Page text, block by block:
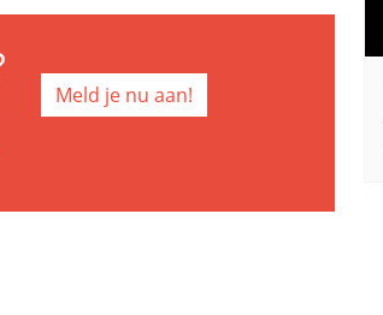
Meld je nu aan!